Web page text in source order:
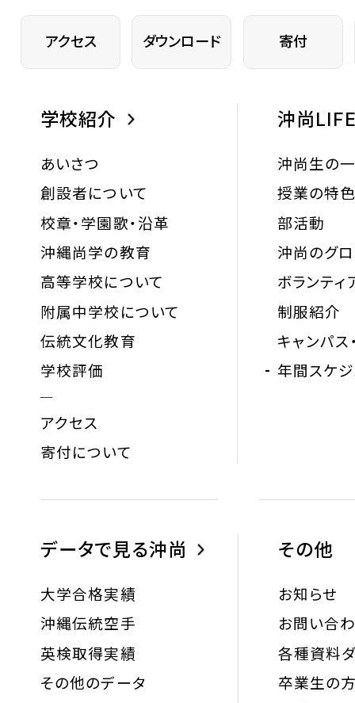
アクセス ダウンロード 寄付
学校紹介
あいさつ
創設者について
校章・学園歌・沿革
沖縄尚学の教育
高等学校について
附属中学校について
伝統文化教育
学校評価
アクセス
寄付について
沖尚
沖尚生の
授業の特
部活動
沖尚のグ
ボランティ
制服紹介
キャンパス
年間スケ
データで見る沖尚
大学合格実績
沖縄伝統空手
英検取得実績
その他のデータ
その他
お知らせ
お問い合
各種資料
卒業生の